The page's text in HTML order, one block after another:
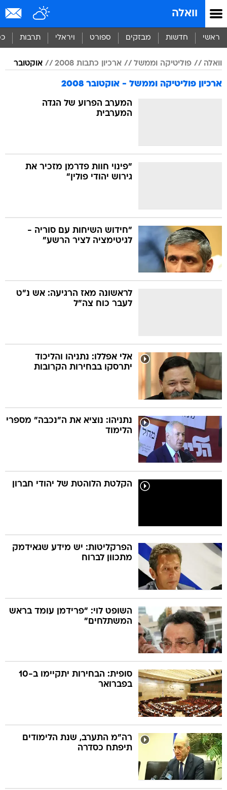
וואלה
ראשי חדשות מבזקים ספורט ויראלי תרבות
וואלה פוליטיקה וממשל ארכיון כתבות 2008 אוקטובר
ארכיון פוליטיקה וממשל - אוקטובר 2008
המערב הפרוע של הגדה
המערבית
"פינוי חוות פדרמן מזכיר את
גירוש יהודי פולין"
"חידוש השיחות עם סוריה -
לגיטימציה לציר הרשע"
לראשונה מאז הרגיעה: אש נ"ט
לעבר כוח צה"ל
אלי אפללו: נתניהו והליכוד
יתרסקו בבחירות הקרובות
נתניהו: נוציא את ה"נכבה" מספרי
הלימוד
הקלטת הלוהטת של יהודי חברון
הפרקליטות: יש מידע שגאידמק
מתכוון לברוח
השופט לוי: "פרידמן עומד בראש
המשתלחים"
סופית: הבחירות יתקיימו ב-10
בפברואר
רה"מ התערב, שנת הלימודים
תיפתח כסדרה